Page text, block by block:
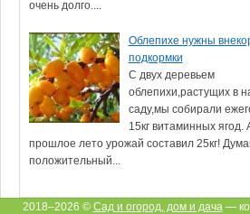
очень долго....
Облепихе нужны
подкормки
С двух деревьем
облепихи,растущих в
саду,мы собирали
15кг витаминных ягод.
прошлое лето урожай составил 25кг!
положительный...
2018–2026 © Сад и огород, дом и дача —